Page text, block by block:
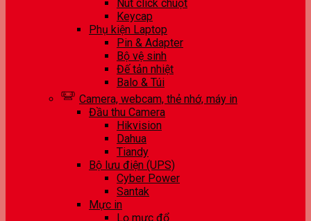
Nút click chuột
Keycap
Phụ kiện Laptop
Pin & Adapter
Bộ vệ sinh
Đế tản nhiệt
Balo & Túi
Camera, webcam, thẻ nhớ, máy in
Đầu thu Camera
Hikvision
Dahua
Tiandy
Bộ lưu điện (UPS)
Cyber Power
Santak
Mực in
Lọ mực đổ